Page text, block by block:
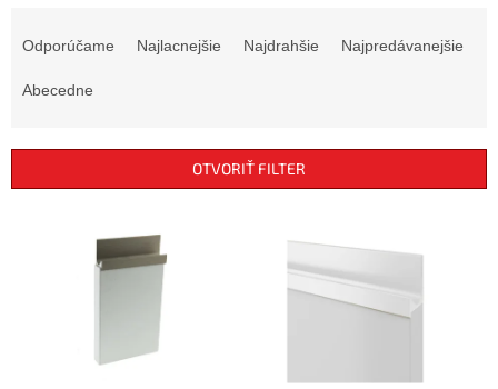
p
Odporúčame Najlacnejšie Najdrahšie Najpredávanejšie
Abecedne
OTVORIŤ FILTER